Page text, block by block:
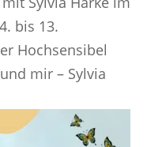
bis 13.
Hochsensibel
mir – Sylvia